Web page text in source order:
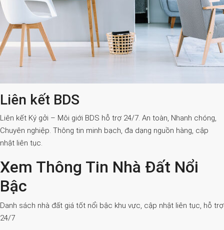
Liên kết BDS
Liên kết Ký gởi – Môi giới BDS hỗ trợ 24/7. An toàn, Nhanh chóng,
Chuyên nghiệp. Thông tin minh bạch, đa dạng nguồn hàng, cập
nhật liên tục.
Xem Thông Tin Nhà Đất Nổi
Bậc
Danh sách nhà đất giá tốt nổi bậc khu vực, cập nhật liên tục, hỗ trợ
24/7